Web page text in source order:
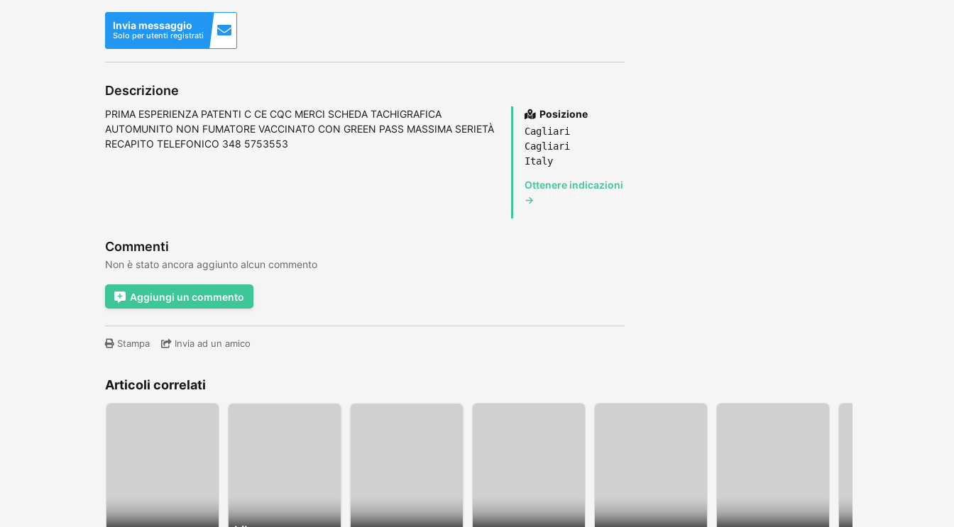
Invia messaggio
Solo per utenti registrati
Descrizione
PRIMA ESPERIENZA PATENTI C CE CQC MERCI SCHEDA TACHIGRAFICA
AUTOMUNITO NON FUMATORE VACCINATO CON GREEN PASS MASSIMA SERIETÀ
RECAPITO TELEFONICO 348 5753553
Posizione
Cagliari
Cagliari
Italy
Ottenere indicazioni
→
Commenti
Non è stato ancora aggiunto alcun commento
Aggiungi un commento
Stampa Invia ad un amico
Articoli correlati